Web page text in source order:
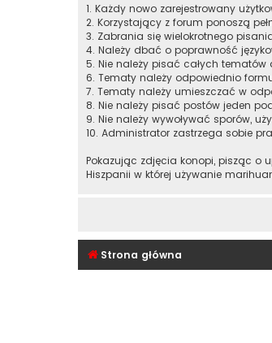
1. Każdy nowo zarejestrowany
2. Korzystający z forum ponoszą
3. Zabrania się wielokrotnego
4. Należy dbać o poprawność
5. Nie należy pisać całych tematów
6. Tematy należy odpowiednio
7. Tematy należy umieszczać w
8. Nie należy pisać postów jeden
9. Nie należy wywoływać sporów,
10. Administrator zastrzega sobie
Pokazując zdjęcia konopi, pisząc o
Hiszpanii w której używanie
Strona główna